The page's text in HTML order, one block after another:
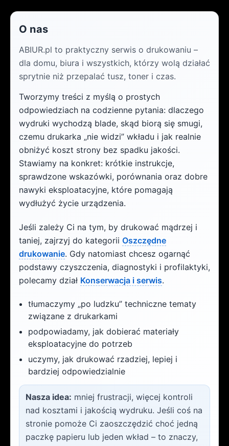
O nas
ABIUR.pl to praktyczny serwis o drukowaniu –
dla domu, biura i wszystkich, którzy wolą działać
sprytnie niż przepalać tusz, toner i czas.
Tworzymy treści z myślą o prostych
odpowiedziach na codzienne pytania: dlaczego
wydruki wychodzą blade, skąd biorą się smugi,
czemu drukarka „nie widzi” wkładu i jak realnie
obniżyć koszt strony bez spadku jakości.
Stawiamy na konkret: krótkie instrukcje,
sprawdzone wskazówki, porównania oraz dobre
nawyki eksploatacyjne, które pomagają
wydłużyć życie urządzenia.
Jeśli zależy Ci na tym, by drukować mądrzej i
taniej, zajrzyj do kategorii Oszczędne
drukowanie. Gdy natomiast chcesz ogarnąć
podstawy czyszczenia, diagnostyki i profilaktyki,
polecamy dział Konserwacja i serwis.
tłumaczymy „po ludzku” techniczne tematy
związane z drukarkami
podpowiadamy, jak dobierać materiały
eksploatacyjne do potrzeb
uczymy, jak drukować rzadziej, lepiej i
bardziej odpowiedzialnie
Nasza idea: mniej frustracji, więcej kontroli
nad kosztami i jakością wydruku. Jeśli coś na
stronie pomoże Ci zaoszczędzić choć jedną
paczkę papieru lub jeden wkład – to znaczy,